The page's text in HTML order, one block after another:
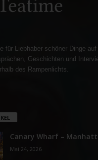
für Liebhaber schöner Dinge
Geschichten und
des Rampenlichts.
Canary Wharf –
Mai 24, 2026